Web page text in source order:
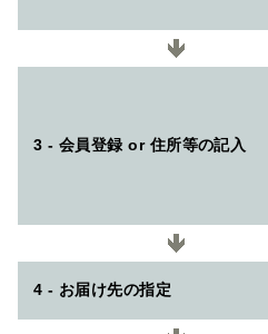
3 - 会員登録 or 住所等の記入
4 - お届け先の指定